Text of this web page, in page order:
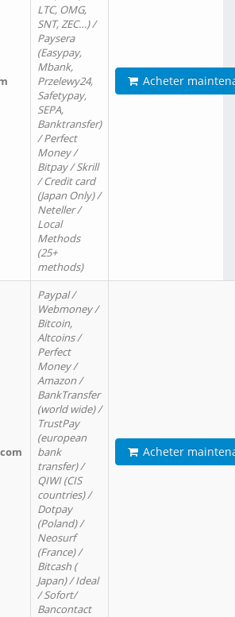
LTC, OMG,
SNT, ZEC…) /
Paysera
(Easypay,
Mbank,
Przelewy24,
Safetypay,
SEPA,
Banktransfer)
/ Perfect
Money /
Bitpay / Skrill
/ Credit card
(Japan Only) /
Neteller /
Local
Methods
(25+
methods)
Acheter
Paypal /
Webmoney /
Bitcoin,
Altcoins /
Perfect
Money /
Amazon /
BankTransfer
(world wide) /
TrustPay
(european
bank
transfer) /
QIWI (CIS
countries) /
Dotpay
(Poland) /
Neosurf
(France) /
Bitcash (
Japan) / Ideal
/ Sofort/
Bancontact
Acheter